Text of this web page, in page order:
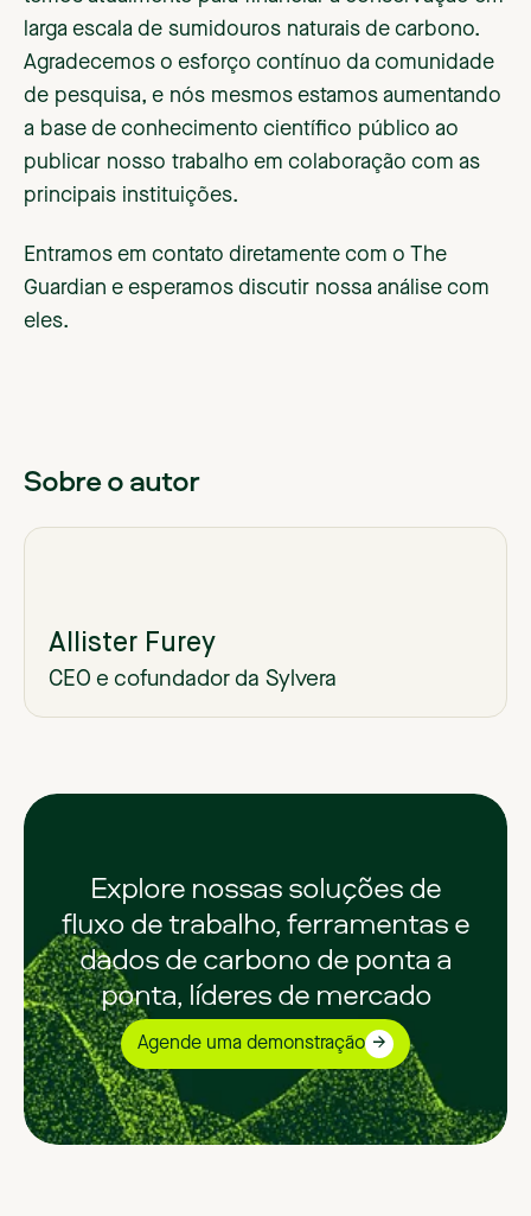
larga escala de sumidouros naturais de carbono.
Agradecemos o esforço contínuo da comunidade
de pesquisa, e nós mesmos estamos aumentando
a base de conhecimento científico público ao
publicar nosso trabalho em colaboração com as
principais instituições.
Entramos em contato diretamente com o The
Guardian e esperamos discutir nossa análise com
eles.
Sobre o autor
Allister Furey
CEO e cofundador da Sylvera
Explore nossas soluções de
fluxo de trabalho, ferramentas e
dados de carbono de ponta a
ponta, líderes de mercado
Agende uma demonstração